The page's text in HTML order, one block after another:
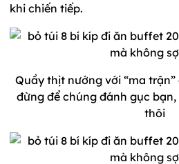
khi chiến tiếp.
Quầy thịt nướng với “ma
đừng để chúng đánh gục
thôi